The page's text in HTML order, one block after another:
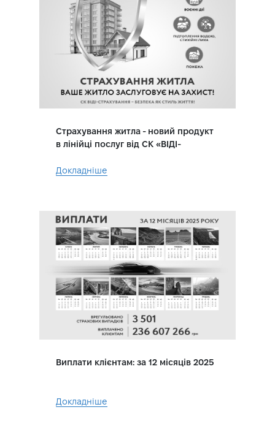
Страхування житла - новий продукт
в лінійці послуг від СК «ВІДІ-
Докладніше
Виплати клієнтам: за 12 місяців 2025
Докладніше